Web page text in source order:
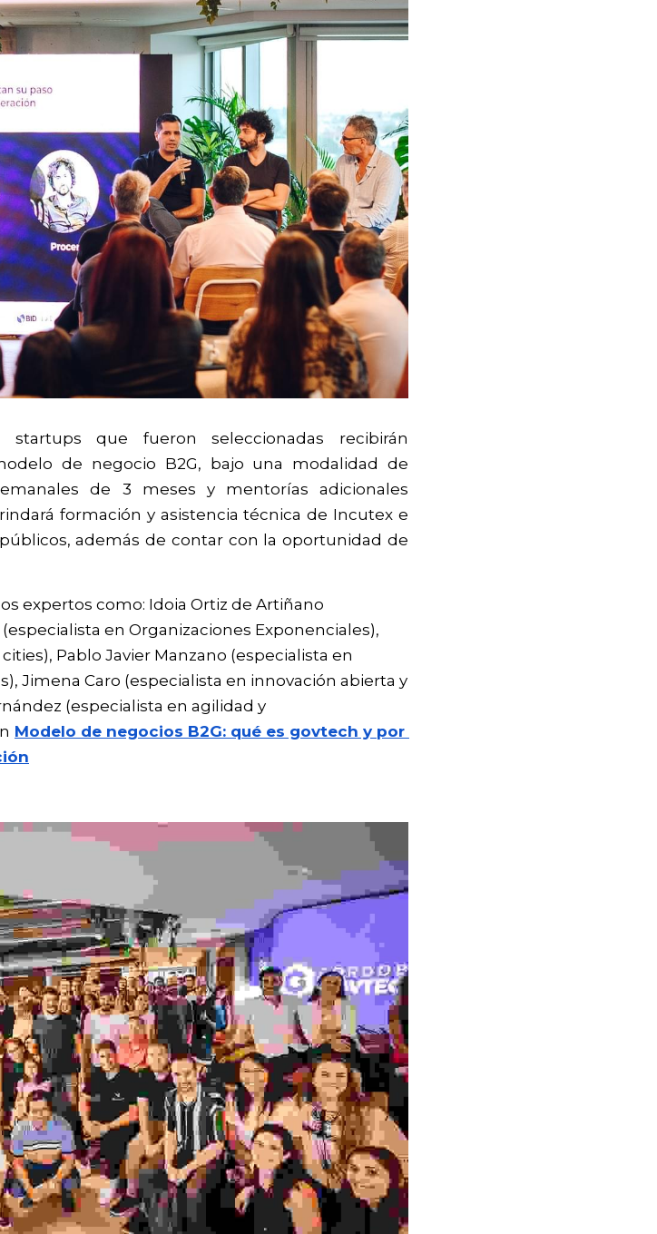
que fueron seleccionadas recibirán
de negocio B2G, bajo una modalidad de
de 3 meses y mentorías adicionales
formación y asistencia técnica de Incutex e
además de contar con la oportunidad de
expertos como: Idoia Ortiz de Artiñano
en Organizaciones Exponenciales),
Pablo Javier Manzano (especialista en
Jimena Caro (especialista en innovación abierta y
(especialista en agilidad y
Modelo de negocios B2G: qué es govtech y por